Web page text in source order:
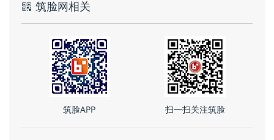
筑脸网相关
筑脸APP 扫一扫关注筑脸